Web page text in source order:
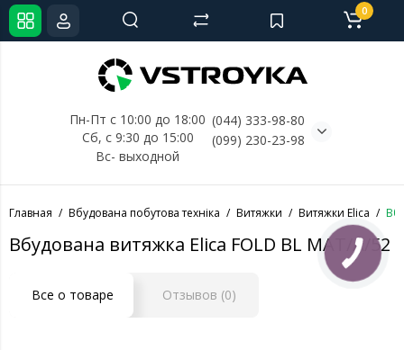
Пн-Пт с 10:00 до 18:00
Сб, с 9:30 до 15:00
Вс- выходной
(044) 333-98-80
(099) 230-23-98
0
Главная Вбудована побутова техніка Витяжки Витяжки Elica
Вбудована витяжка Elica FOLD BL MAT/A/52
Все о товаре Отзывов (0)